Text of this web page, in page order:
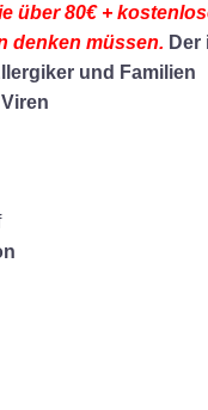
über 80€ +
denken müssen.
und Familien